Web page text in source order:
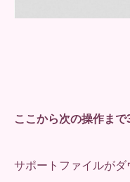
ここから次の操作まで
サポートファイルが